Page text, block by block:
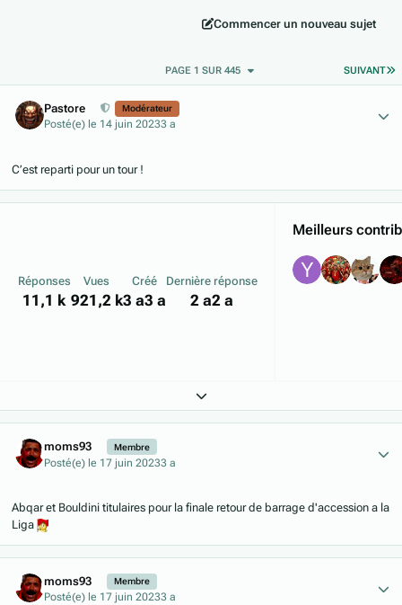
Commencer un nouveau sujet
SUIVANT
PAGE 1 SUR 445
Pastore Modérateur
Posté(e) le 14 juin 20233 a
C’est reparti pour un tour !
Réponses
11,1 k
Vues
921,2 k
Créé
3 a3 a
Dernière réponse
2 a2 a
Meilleurs
Expand topic overview
moms93 Membre
Posté(e) le 17 juin 20233 a
Abqar et Bouldini titulaires pour la finale retour de barrage d'accession a la
Liga
moms93 Membre
Posté(e) le 17 juin 20233 a